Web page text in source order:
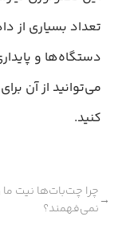
تعداد بسیاری از
دستگاه‌ها و
می‌توانید از آن
کنید.
→
چرا چت‌بات‌ها نیت ما
نمی‌فهمند؟